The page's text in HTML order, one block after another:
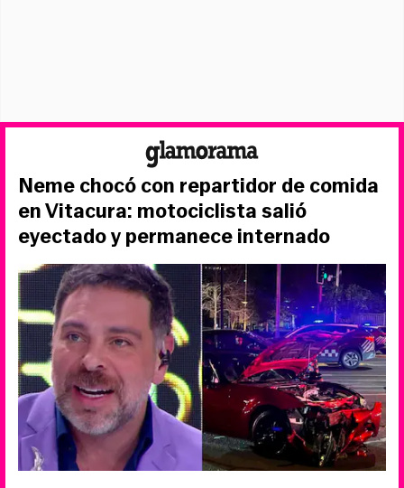
Neme chocó con repartidor de comida
en Vitacura: motociclista salió
eyectado y permanece internado